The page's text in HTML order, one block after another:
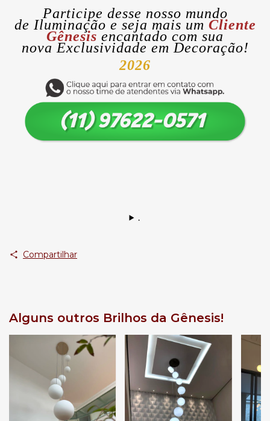
Participe desse nosso mundo
de Iluminação e seja mais um Cliente
Gênesis encantado com sua
novaExclusividade em Decoração!
2026
.
Compartilhar
Alguns outros Brilhos da Gênesis!